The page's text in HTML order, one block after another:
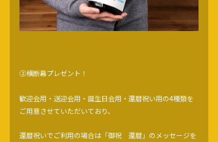
②横断幕プレゼント！
歓迎会用・送迎会用・誕生日会用・還暦祝い用の4種類を
ご用意させていただいており、
還暦祝いでご利用の場合は「御祝 還暦」のメッセージを